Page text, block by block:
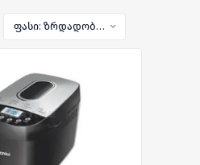
ფასი: ზრდადობით